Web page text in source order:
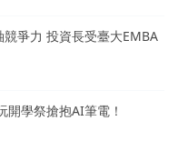
爭力 投資長受臺大EMBA
開學祭搶抱AI筆電！